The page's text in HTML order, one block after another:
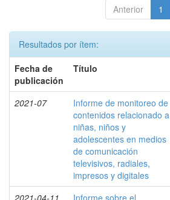
Anterior 1
Resultados por ítem:
Fecha de
publicación
Título
2021-07
Informe de monitoreo de
contenidos relacionado a
niñas, niños y
adolescentes en medios
de comunicación
televisivos, radiales,
impresos y digitales
2021-04-11
Informe sobre el